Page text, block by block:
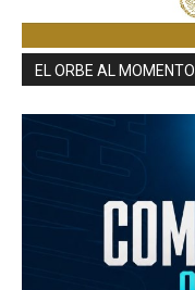
EL ORBE AL